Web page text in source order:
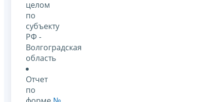
целом
по
субъекту
РФ -
Волгоградская
область
Отчет
по